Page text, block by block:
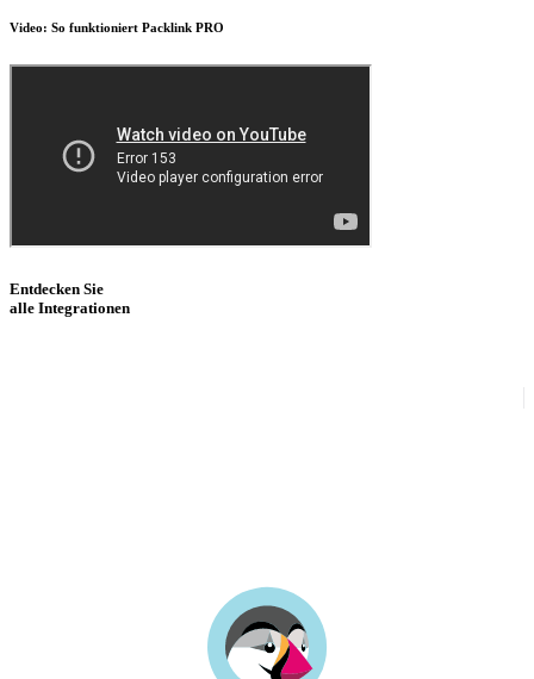
Video: So funktioniert Packlink PRO
Entdecken Sie
alle Integrationen